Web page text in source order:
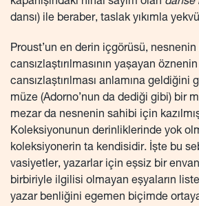
dansı) ile beraber, taslak yıkımla
Proust’un en derin içgörüsü,
cansızlaştırılmasının yaşayan
cansızlaştırılması anlamına geldiğini
müze (Adorno’nun da dediği gibi) bir
mezar da nesnenin sahibi için
Koleksiyonunun derinliklerinde yok
koleksiyonerin ta kendisidir. İşte bu
vasiyetler, yazarlar için eşsiz bir
birbiriyle ilgilisi olmayan eşyaların
yazar benliğini egemen biçimde